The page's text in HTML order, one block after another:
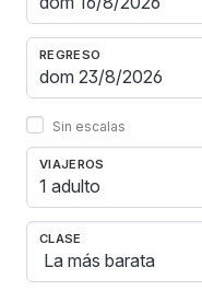
REGRESO
Sin escalas
VIAJEROS
1 adulto
CLASE